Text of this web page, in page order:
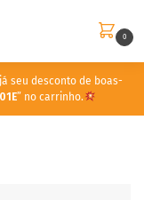
0
seu desconto de boas-
” no carrinho.